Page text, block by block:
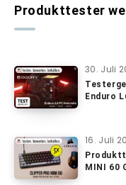
Produkttester
30. Juli
Enduro
16. Juli
MINI 60